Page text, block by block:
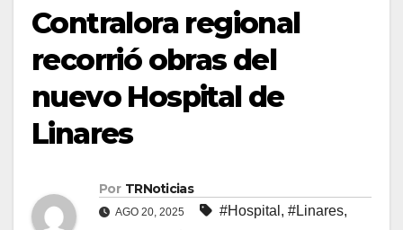
Contralora regional
recorrió obras del
nuevo Hospital de
Linares
Por TRNoticias
AGO 20, 2025 #Hospital , #Linares,